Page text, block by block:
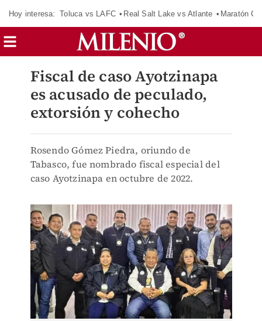
Hoy interesa: Toluca vs LAFC Real Salt Lake vs Atlante Maratón
Fiscal de caso Ayotzinapa
es acusado de peculado,
extorsión y cohecho
Rosendo Gómez Piedra, oriundo de
Tabasco, fue nombrado fiscal especial del
caso Ayotzinapa en octubre de 2022.